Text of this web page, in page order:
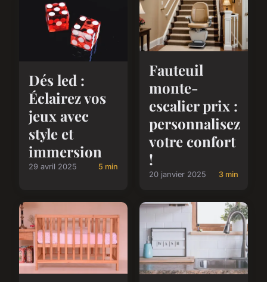
Dés led :
Éclairez vos
jeux avec
style et
immersion
29 avril 2025 5 min
Fauteuil
monte-
escalier prix :
personnalisez
votre confort
!
20 janvier 2025 3 min